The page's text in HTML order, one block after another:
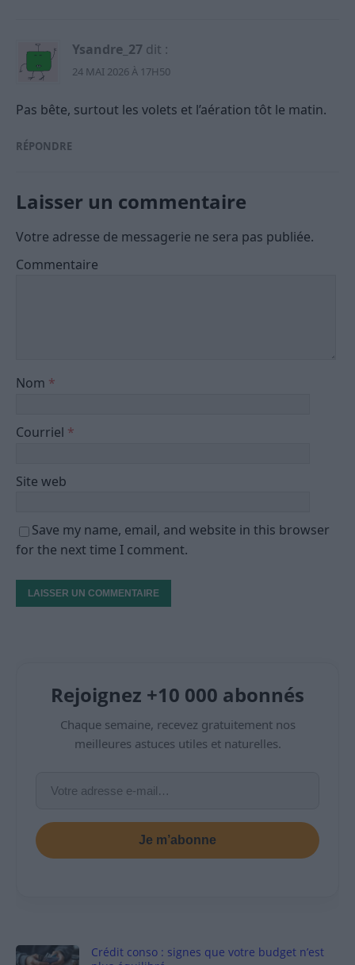
Ysandre_27 dit :
24 MAI 2026 À 17H50
Pas bête, surtout les volets et l’aération tôt le matin.
RÉPONDRE
Laisser un commentaire
Votre adresse de messagerie ne sera pas publiée.
Commentaire
Nom *
Courriel *
Site web
Save my name, email, and website in this browser
for the next time I comment.
Rejoignez +10 000 abonnés
Chaque semaine, recevez gratuitement nos
meilleures astuces utiles et naturelles.
Je m’abonne
Crédit conso : signes que votre budget n’est